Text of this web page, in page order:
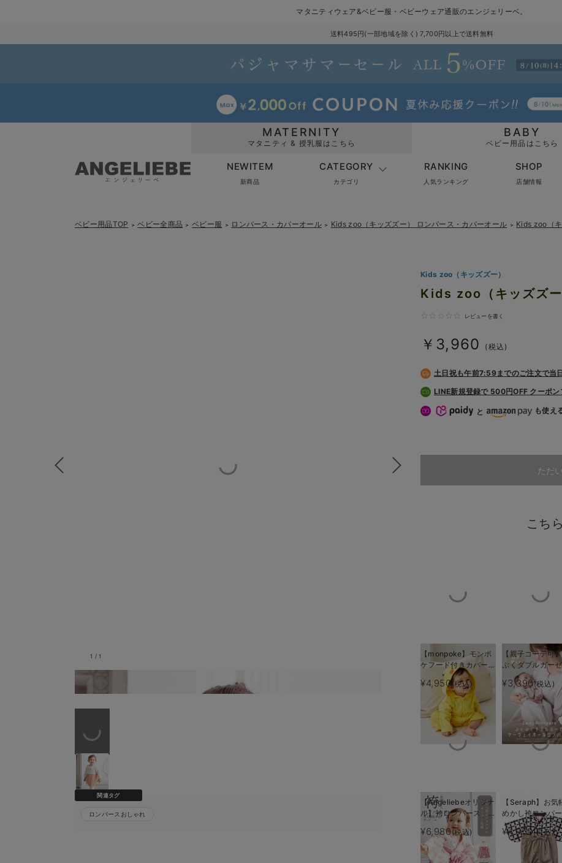
マタニティウェア&ベビー服・ベビーウェア通販のエンジェリーベ。
送料495円(一部地域を除く) 7,700円以上で送料無料
MATERNITY
マタニティ & 授乳服はこちら
BABY
ベビー用品はこちら
NEWITEM
新商品
CATEGORY
カテゴリ
RANKING
人気ランキング
SHOP
店舗情報
ベビー用品TOP ＞ ベビー全商品 ＞ ベビー服 ＞ ロンパース・カバーオール ＞ Kids zoo（キッズズー） ロンパース・カバーオール ＞ Kids zoo（
着用イメージ
1 /1
関連タグ
ロンパースおしゃれ
Kids zoo（キッズズー）
Kids zoo（キッズズ
レビューを書く
￥3,960 (税込)
土日祝も午前7:59までのご注文で当
LINE新規登録で 500円OFF クーポン
と も使え
ただ
こち
【monpoke】モンポ
ケフード付きカバーオ
¥4,950(税込)
【親子コーデ可
ぷくダブルガー
ーウェイオール
（2wayオール）
パース
¥3,390(税込)
【Angeliebeオリジナ
ル】袴ロンパース 男
の子 女の子
¥6,980(税込)
【Seraph】お気
めかし袴ロンパ
男の子 女の子
¥4,950(税込)